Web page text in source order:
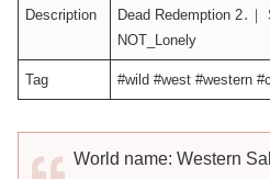
Description
Dead Redemption 2․
NOT_Lonely
Tag #wild #west #western
World name: Western